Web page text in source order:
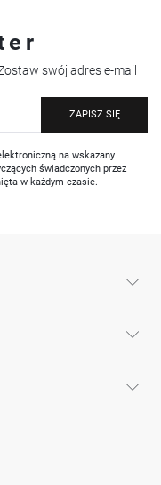
swój adres e-mail
ZAPISZ SIĘ
na wskazany
świadczonych przez
w każdym czasie.